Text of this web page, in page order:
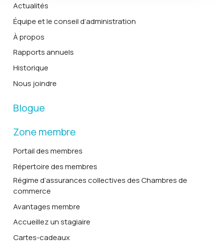
Actualités
Équipe et le conseil d’administration
À propos
Rapports annuels
Historique
Nous joindre
Blogue
Zone membre
Portail des membres
Répertoire des membres
Régime d’assurances collectives des Chambres de
commerce
Avantages membre
Accueillez un stagiaire
Cartes-cadeaux